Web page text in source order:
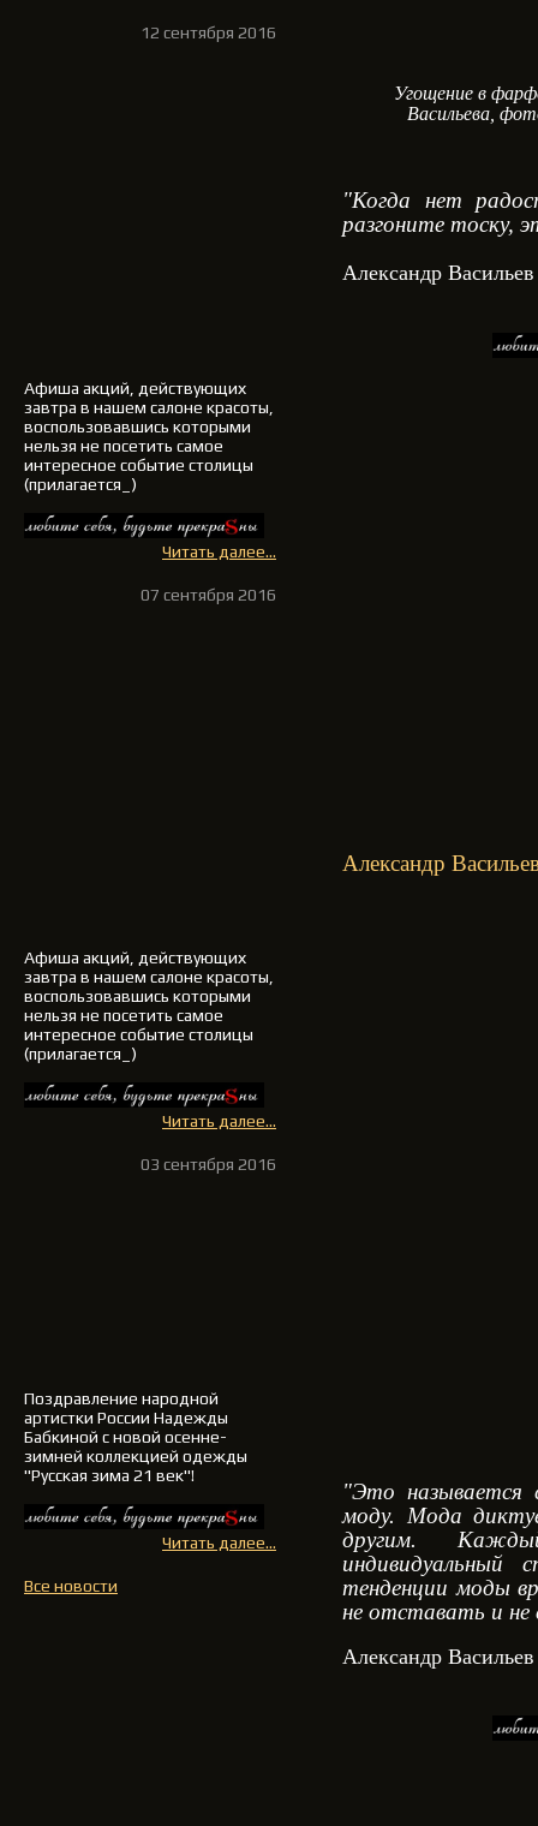
12 сентября 2016
Афиша акций, действующих
завтра в нашем салоне красоты,
воспользовавшись которыми
нельзя не посетить самое
интересное событие столицы
(прилагается_)
Читать далее...
07 сентября 2016
Афиша акций, действующих
завтра в нашем салоне красоты,
воспользовавшись которыми
нельзя не посетить самое
интересное событие столицы
(прилагается_)
Читать далее...
03 сентября 2016
Поздравление народной
артистки России Надежды
Бабкиной с новой осенне-
зимней коллекцией одежды
"Русская зима 21 век"!
Читать далее...
Все новости
Угощение в
Васильева,
"Когда нет
разгоните тоску,
Александр Васильев
Александр
"Это
моду. Мода
другим.
индивидуальный
тенденции моды
не отставать и
Александр Васильев